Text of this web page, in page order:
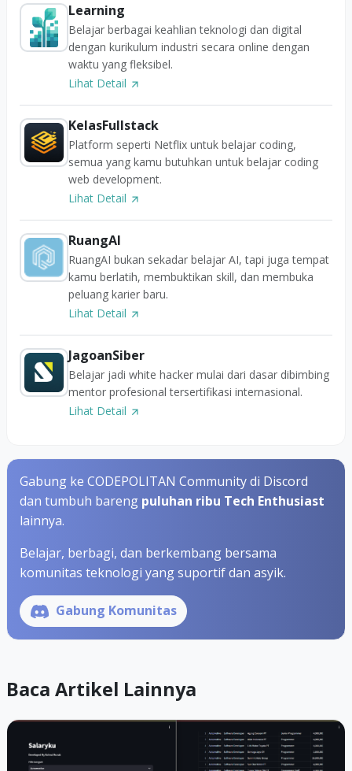
Learning
Belajar berbagai keahlian teknologi dan digital
dengan kurikulum industri secara online dengan
waktu yang fleksibel.
Lihat Detail
KelasFullstack
Platform seperti Netflix untuk belajar coding,
semua yang kamu butuhkan untuk belajar coding
web development.
Lihat Detail
RuangAI
RuangAI bukan sekadar belajar AI, tapi juga tempat
kamu berlatih, membuktikan skill, dan membuka
peluang karier baru.
Lihat Detail
JagoanSiber
Belajar jadi white hacker mulai dari dasar dibimbing
mentor profesional tersertifikasi internasional.
Lihat Detail
Gabung ke CODEPOLITAN Community di Discord
dan tumbuh bareng puluhan ribu Tech Enthusiast
lainnya.
Belajar, berbagi, dan berkembang bersama
komunitas teknologi yang suportif dan asyik.
Gabung Komunitas
Baca Artikel Lainnya